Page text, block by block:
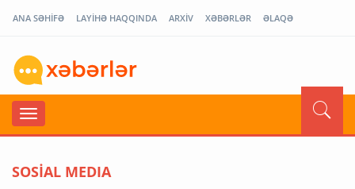
ANA SƏHİFƏ LAYİHƏ HAQQINDA ARXİV XƏBƏRLƏR ƏLAQƏ
SOSİAL MEDIA